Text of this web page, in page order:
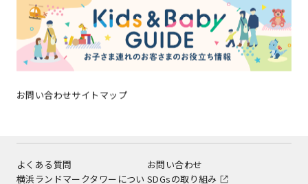
お問い合わせサイトマップ
キッズ＆ベビーガイド
ブライダル
よくある質問
お問い合わせ
横浜ランドマークタワーについ SDGsの取り組み